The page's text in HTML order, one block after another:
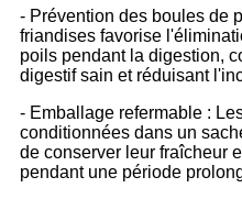
- Prévention des boules de
friandises favorise
poils pendant la digestion,
digestif sain et réduisant
- Emballage refermable :
conditionnées dans un
de conserver leur fraîcheur
pendant une période